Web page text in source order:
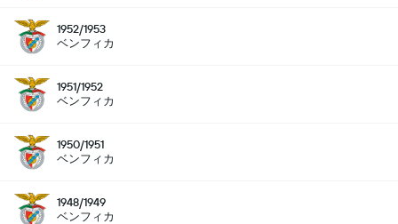
1952/1953
ベンフィカ
1951/1952
ベンフィカ
1950/1951
ベンフィカ
1948/1949
ベンフィカ